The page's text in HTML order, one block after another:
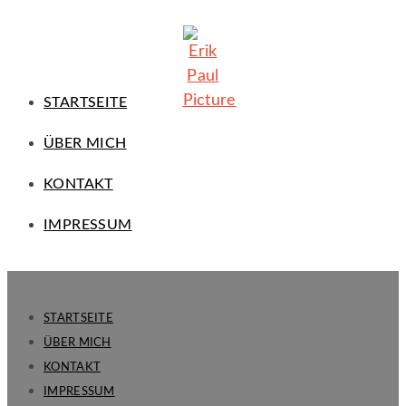
STARTSEITE
ÜBER MICH
KONTAKT
IMPRESSUM
STARTSEITE
ÜBER MICH
KONTAKT
IMPRESSUM